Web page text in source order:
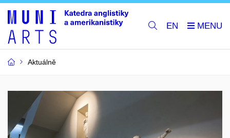
EN
Aktuálně